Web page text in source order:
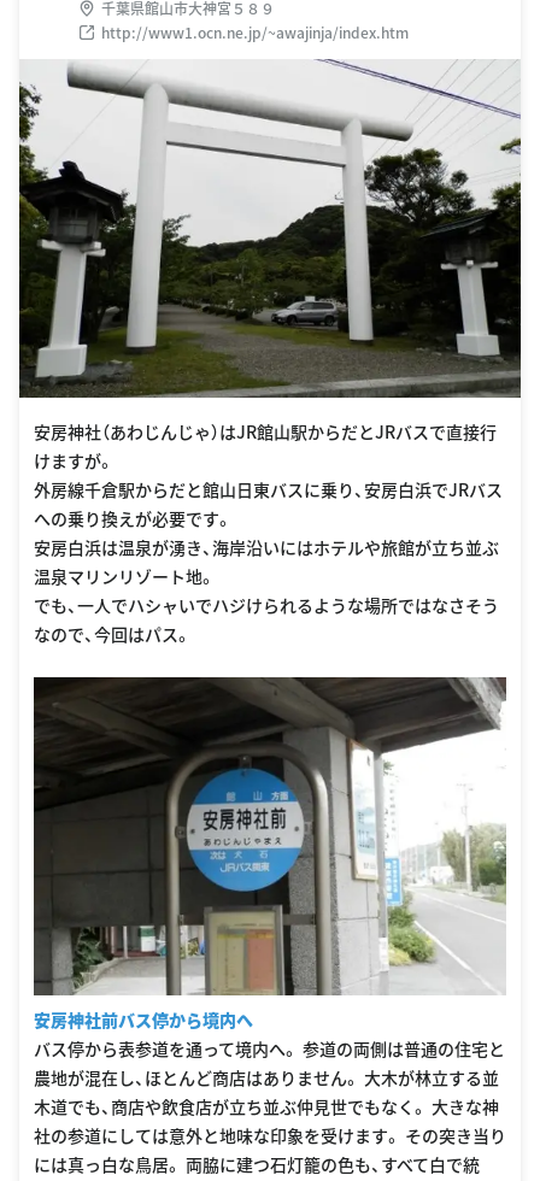
千葉県館山市大神宮５８９
http://www1.ocn.ne.jp/~awajinja/index.htm
安房神社（あわじんじゃ）はJR館山駅からだとJRバスで直接行
けますが。
外房線千倉駅からだと館山日東バスに乗り、安房白浜でJRバス
への乗り換えが必要です。
安房白浜は温泉が湧き、海岸沿いにはホテルや旅館が立ち並ぶ
温泉マリンリゾート地。
でも、一人でハシャいでハジけられるような場所ではなさそう
なので、今回はパス。
安房神社前バス停から境内へ
バス停から表参道を通って境内へ。 参道の両側は普通の住宅と
農地が混在し、ほとんど商店はありません。 大木が林立する並
木道でも、商店や飲食店が立ち並ぶ仲見世でもなく。 大きな神
社の参道にしては意外と地味な印象を受けます。 その突き当り
には真っ白な鳥居。 両脇に建つ石灯籠の色も、すべて白で統